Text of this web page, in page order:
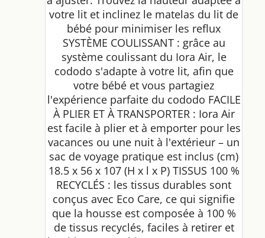
votre lit et inclinez le matelas du lit de
bébé pour minimiser les reflux
SYSTÈME COULISSANT : grâce au
système coulissant du Iora Air, le
cododo s'adapte à votre lit, afin que
votre bébé et vous partagiez
l'expérience parfaite du cododo FACILE
À PLIER ET À TRANSPORTER : Iora Air
est facile à plier et à emporter pour les
vacances ou une nuit à l'extérieur – un
sac de voyage pratique est inclus (cm)
18.5 x 56 x 107 (H x l x P) TISSUS 100 %
RECYCLÉS : les tissus durables sont
conçus avec Eco Care, ce qui signifie
que la housse est composée à 100 %
de tissus recyclés, faciles à retirer et